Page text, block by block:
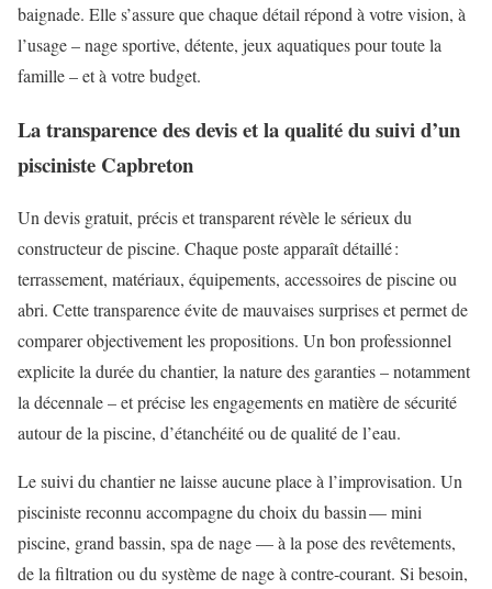
baignade. Elle s’assure que chaque détail répond à votre vision, à
l’usage – nage sportive, détente, jeux aquatiques pour toute la
famille – et à votre budget.
La transparence des devis et la qualité du suivi d’un
pisciniste Capbreton
Un devis gratuit, précis et transparent révèle le sérieux du
constructeur de piscine. Chaque poste apparaît détaillé :
terrassement, matériaux, équipements, accessoires de piscine ou
abri. Cette transparence évite de mauvaises surprises et permet de
comparer objectivement les propositions. Un bon professionnel
explicite la durée du chantier, la nature des garanties – notamment
la décennale – et précise les engagements en matière de sécurité
autour de la piscine, d’étanchéité ou de qualité de l’eau.
Le suivi du chantier ne laisse aucune place à l’improvisation. Un
pisciniste reconnu accompagne du choix du bassin — mini
piscine, grand bassin, spa de nage — à la pose des revêtements,
de la filtration ou du système de nage à contre-courant. Si besoin,